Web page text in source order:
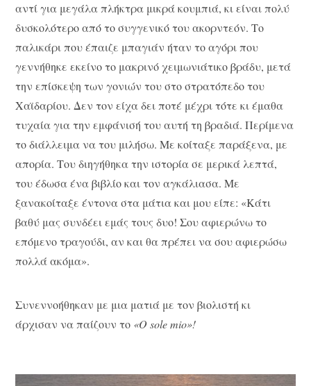
αντί για μεγάλα πλήκτρα μικρά κουμπιά, κι είναι πολύ
δυσκολότερο από το συγγενικό του ακορντεόν. Το
παλικάρι που έπαιζε μπαγιάν ήταν το αγόρι που
γεννήθηκε εκείνο το μακρινό χειμωνιάτικο βράδυ, μετά
την επίσκεψη των γονιών του στο στρατόπεδο του
Χαϊδαρίου. Δεν τον είχα δει ποτέ μέχρι τότε κι έμαθα
τυχαία για την εμφάνισή του αυτή τη βραδιά. Περίμενα
το διάλλειμα να του μιλήσω. Με κοίταξε παράξενα, με
απορία. Του διηγήθηκα την ιστορία σε μερικά λεπτά,
του έδωσα ένα βιβλίο και τον αγκάλιασα. Με
ξανακοίταξε έντονα στα μάτια και μου είπε: «Κάτι
βαθύ μας συνδέει εμάς τους δυο! Σου αφιερώνω το
επόμενο τραγούδι, αν και θα πρέπει να σου αφιερώσω
πολλά ακόμα».
Συνεννοήθηκαν με μια ματιά με τον βιολιστή κι
άρχισαν να παίζουν το «O sole mio»!